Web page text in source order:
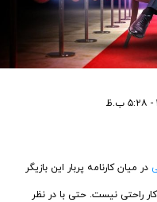
در میان کارنامه پربار این بازیگر
راحتی نیست. حتی با در نظر